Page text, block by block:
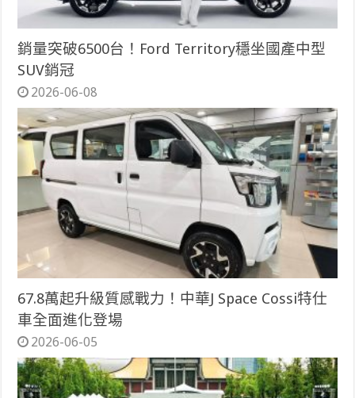
銷量突破6500台！Ford Territory穩坐國產中型
SUV銷冠
2026-06-08
67.8萬起升級質感戰力！中華J Space Cossi特仕
車全面進化登場
2026-06-05